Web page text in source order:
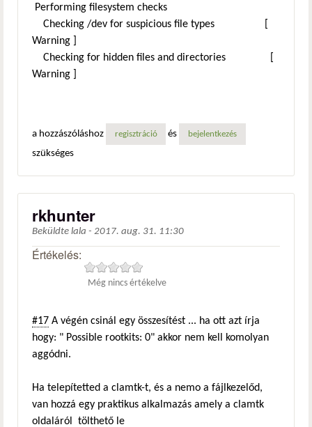
Performing filesystem checks
Checking /dev for suspicious file types [
Warning ]
Checking for hidden files and directories [
Warning ]
a hozzászóláshoz regisztráció és bejelentkezés
szükséges
rkhunter
Beküldte lala - 2017. aug. 31. 11:30
Értékelés:
Még nincs értékelve
#17 A végén csinál egy összesítést ... ha ott azt írja
hogy: " Possible rootkits: 0" akkor nem kell komolyan
aggódni.
Ha telepítetted a clamtk-t, és a nemo a fájlkezelőd,
van hozzá egy praktikus alkalmazás amely a clamtk
oldaláról tölthető le